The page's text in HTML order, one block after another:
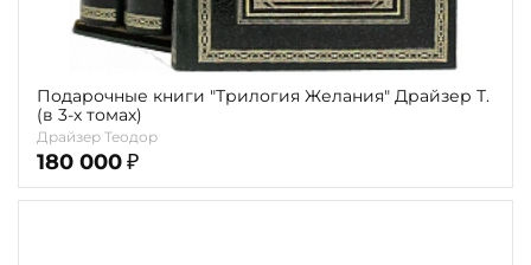
Подарочные книги "Трилогия Желания" Драйзер Т.
(в 3-х томах)
Драйзер Теодор
180 000 ₽